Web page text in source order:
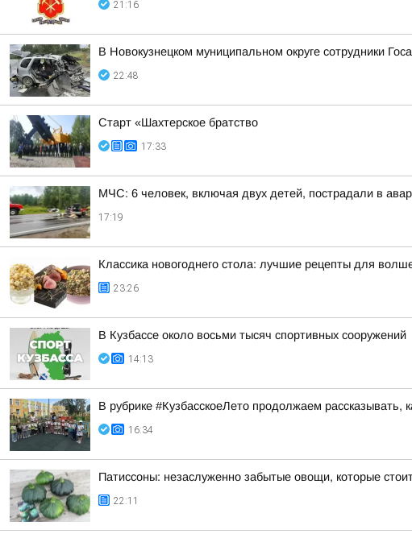
21:16
В Новокузнецком муниципальном округе сотрудники
22:48
Старт «Шахтерское братство
17:33
МЧС: 6 человек, включая двух детей, пострадали в
17:19
Классика новогоднего стола: лучшие рецепты для
23:26
В Кузбассе около восьми тысяч спортивных сооружений
14:13
В рубрике #КузбасскоеЛето продолжаем рассказывать,
16:34
Патиссоны: незаслуженно забытые овощи, которые
22:11